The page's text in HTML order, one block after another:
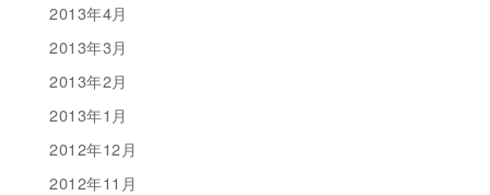
2013年4月
2013年3月
2013年2月
2013年1月
2012年12月
2012年11月